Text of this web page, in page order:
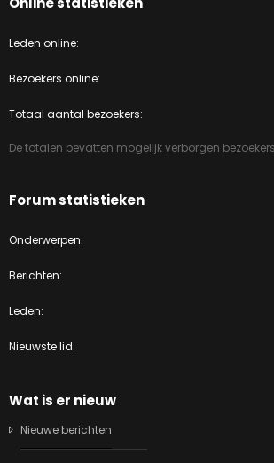
Leden online
Bezoekers online
Totaal aantal bezoekers
De totalen bevatten mogelijk verborgen
Forum statistieken
Onderwerpen
Berichten
Leden
Nieuwste lid
Wat is er nieuw
Nieuwe berichten